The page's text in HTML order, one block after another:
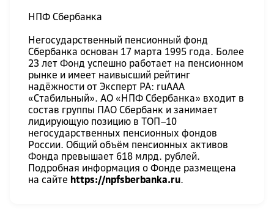
НПФ Сбербанка
Негосударственный пенсионный фонд
Сбербанка основан 17 марта 1995 года. Более
23 лет Фонд успешно работает на пенсионном
рынке и имеет наивысший рейтинг
надёжности от Эксперт РА: ruAAA
«Стабильный». АО «НПФ Сбербанка» входит в
состав группы ПАО Сбербанк и занимает
лидирующую позицию в ТОП–10
негосударственных пенсионных фондов
России. Общий объём пенсионных активов
Фонда превышает 618 млрд. рублей.
Подробная информация о Фонде размещена
на сайте https://npfsberbanka.ru.